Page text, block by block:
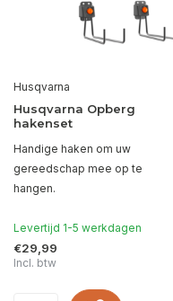
Husqvarna
Husqvarna Opberg
hakenset
Handige haken om uw
gereedschap mee op te
hangen.
Levertijd 1-5 werkdagen
€29,99
Incl. btw